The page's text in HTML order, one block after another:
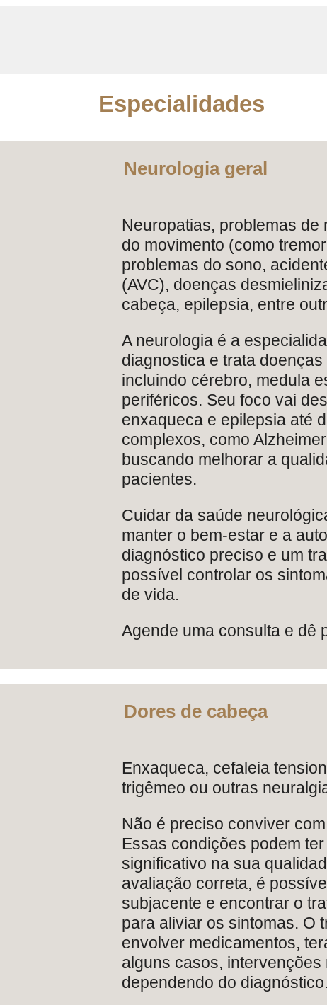
Especialidades
Neurologia geral
Neuropatias, problemas de
do movimento (como
problemas do sono,
(AVC), doenças
cabeça, epilepsia, entre
A neurologia é a
diagnostica e trata
incluindo cérebro, medula
periféricos. Seu foco vai
enxaqueca e epilepsia até
complexos, como
buscando melhorar a
pacientes.
Cuidar da saúde
manter o bem-estar e a
diagnóstico preciso e um
possível controlar os
de vida.
Agende uma consulta e dê
Dores de cabeça
Enxaqueca, cefaleia
trigêmeo ou outras
Não é preciso conviver
Essas condições podem
significativo na sua
avaliação correta, é
subjacente e encontrar o
para aliviar os sintomas. O
envolver medicamentos,
alguns casos, intervenções
dependendo do diagnóstico.